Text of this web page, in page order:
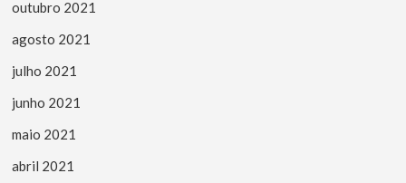
outubro 2021
agosto 2021
julho 2021
junho 2021
maio 2021
abril 2021